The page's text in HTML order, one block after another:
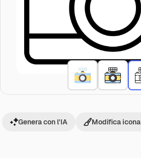
Genera con l'IA Modifica icona